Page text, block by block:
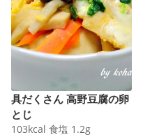
具だくさん 高野豆腐の卵
とじ
103kcal 食塩 1.2g